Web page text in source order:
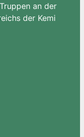
an der
der Kemi